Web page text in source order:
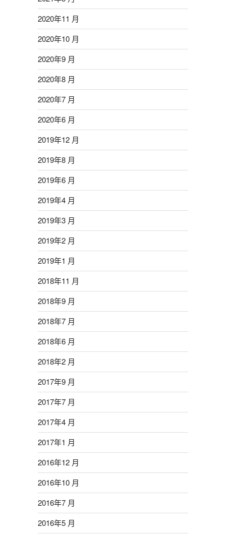
2020年11 月
2020年10 月
2020年9 月
2020年8 月
2020年7 月
2020年6 月
2019年12 月
2019年8 月
2019年6 月
2019年4 月
2019年3 月
2019年2 月
2019年1 月
2018年11 月
2018年9 月
2018年7 月
2018年6 月
2018年2 月
2017年9 月
2017年7 月
2017年4 月
2017年1 月
2016年12 月
2016年10 月
2016年7 月
2016年5 月